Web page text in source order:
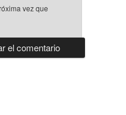
vez que